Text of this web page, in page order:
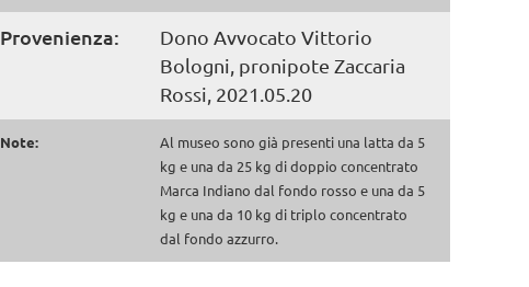
Provenienza:
Dono Avvocato Vittorio
Bologni, pronipote Zaccaria
Rossi, 2021.05.20
Note:
Al museo sono già presenti una latta da 5
kg e una da 25 kg di doppio concentrato
Marca Indiano dal fondo rosso e una da 5
kg e una da 10 kg di triplo concentrato
dal fondo azzurro.